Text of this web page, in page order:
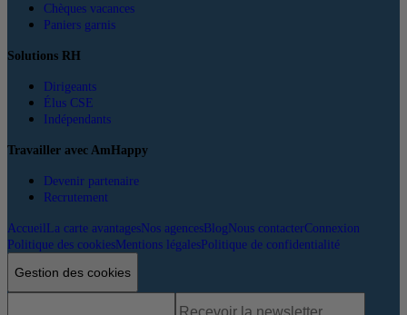
Chèques vacances
Paniers garnis
Solutions RH
Dirigeants
Élus CSE
Indépendants
Travailler avec AmHappy
Devenir partenaire
Recrutement
Accueil La carte avantagesNos agencesBlogNous contacterConnexion
Politique des cookiesMentions légalesPolitique de confidentialité
Gestion des cookies